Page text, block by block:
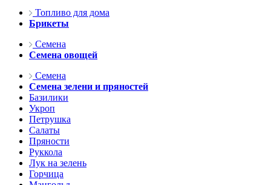
Топливо для дома
Брикеты
Семена
Семена овощей
Семена
Семена зелени и пряностей
Базилики
Укроп
Петрушка
Салаты
Пряности
Руккола
Лук на зелень
Горчица